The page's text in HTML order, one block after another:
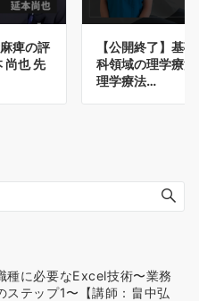
痺の評
尚也 先
【公開終了】基
科領域の理学療
理学療法…
種に必要なExcel技術〜業務
ステップ1〜【講師：畠中弘